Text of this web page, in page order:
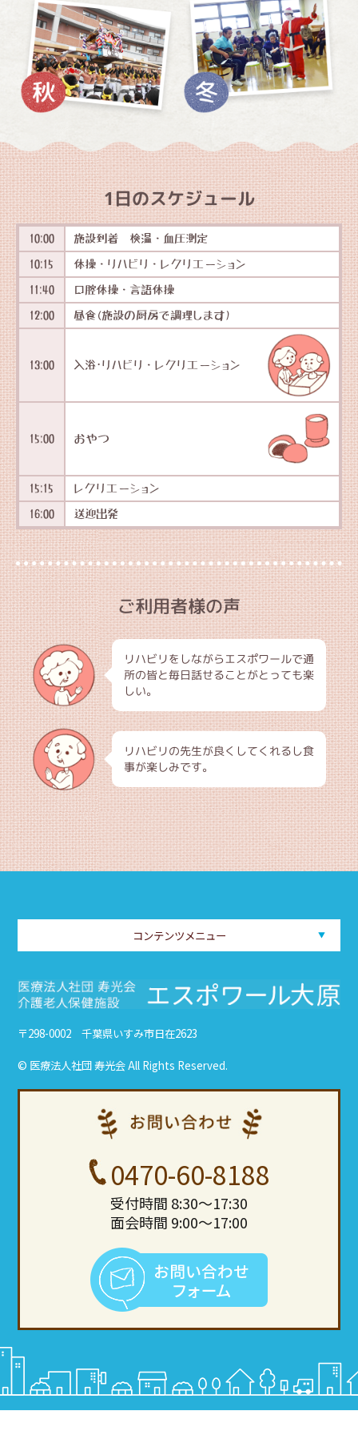
1日のスケジュール
10:00 施設到着 検温・血圧測定
10:15 体操・リハビリ・レクリエーション
11:40 口腔体操・言語体操
12:00 昼食(施設の厨房で調理します)
13:00 入浴･リハビリ・レクリエーション
15:00 おやつ
15:15 レクリエーション
16:00 送迎出発
ご利用者様の声
リハビリをしながらエスポワールで通
所の皆と毎日話せることがとっても楽
しい。
リハビリの先生が良くしてくれるし食
事が楽しみです。
コンテンツメニュー
〒298-0002 千葉県いすみ市日在2623
© 医療法人社団 寿光会 All Rights Reserved.
0470-60-8188
受付時間 8:30～17:30
面会時間 9:00～17:00